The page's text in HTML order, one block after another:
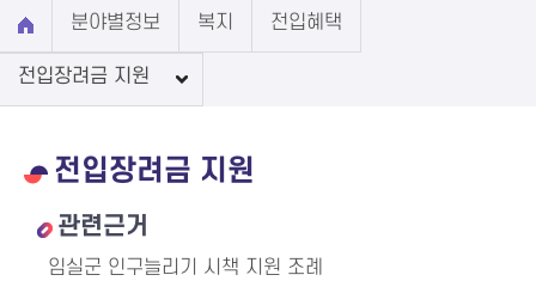
분야별정보 복지 전입혜택
전입장려금 지원
전입장려금 지원
관련근거
임실군 인구늘리기 시책 지원 조례